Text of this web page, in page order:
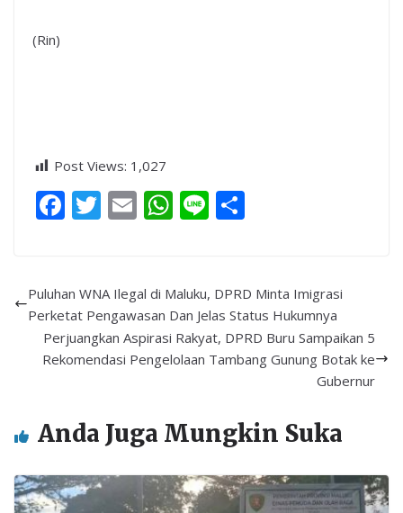
(Rin)
Post Views: 1,027
F
b
o
o
k
T
er
E
l
W
s
A
p
p
Li
e
Puluhan WNA Ilegal di Maluku, DPRD Minta Imigrasi
Perketat Pengawasan Dan Jelas Status Hukumnya
Perjuangkan Aspirasi Rakyat, DPRD Buru Sampaikan 5
Rekomendasi Pengelolaan Tambang Gunung Botak ke
Gubernur
Anda Juga Mungkin Suka